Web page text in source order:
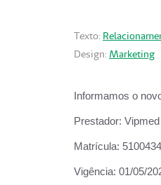
Texto:
Design: Marketing
Informamos o
Prestador:
Matrícula:
Vigência: 01/05/